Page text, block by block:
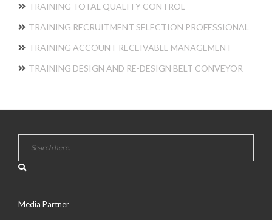
TRAINING TOTAL QUALITY CONTROL
TRAINING RECRUITMENT SELECTION PROFESSIONAL
TRAINING ACCOUNT RECEIVABLE MANAGEMENT
TRAINING DESIGN AND RE-DESIGN BELT CONVEYOR
Media Partner